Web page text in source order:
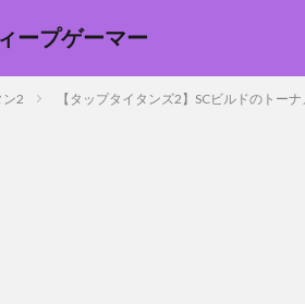
ープゲーマー
ン2 【タップタイタンズ2】SCビルドのトー